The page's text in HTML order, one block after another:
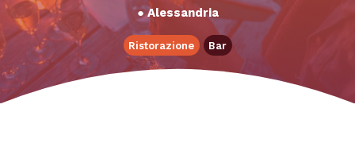
●Alessandria
Ristorazione Bar